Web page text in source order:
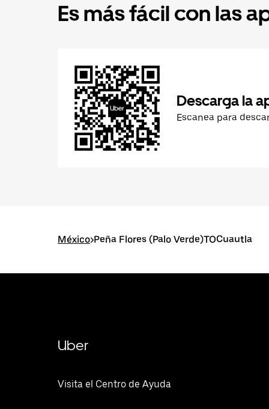
Es más fácil con las
Descarga la
Escanea para
México>Peña Flores (Palo Verde)TOCuautla
Uber
Visita el Centro de Ayuda